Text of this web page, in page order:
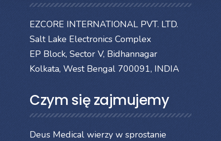
EZCORE INTERNATIONAL PVT. LTD.
Salt Lake Electronics Complex
EP Block, Sector V, Bidhannagar
Kolkata, West Bengal 700091, INDIA
Czym się zajmujemy
Deus Medical wierzy w sprostanie